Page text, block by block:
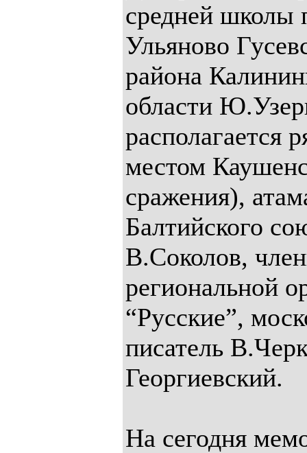
средней школы
Ульяново
района
области
располагается
местом
сражения),
Балтийского
В.Соколов,
региональной
“Русские”,
писатель
Георгиевский.
На сегодня